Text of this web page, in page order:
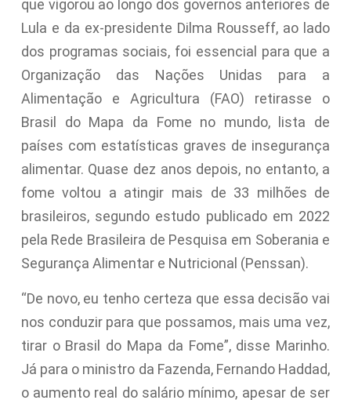
que vigorou ao longo dos governos anteriores de
Lula e da ex-presidente Dilma Rousseff, ao lado
dos programas sociais, foi essencial para que a
Organização das Nações Unidas para a
Alimentação e Agricultura (FAO) retirasse o
Brasil do Mapa da Fome no mundo, lista de
países com estatísticas graves de insegurança
alimentar. Quase dez anos depois, no entanto, a
fome voltou a atingir mais de 33 milhões de
brasileiros, segundo estudo publicado em 2022
pela Rede Brasileira de Pesquisa em Soberania e
Segurança Alimentar e Nutricional (Penssan).
“De novo, eu tenho certeza que essa decisão vai
nos conduzir para que possamos, mais uma vez,
tirar o Brasil do Mapa da Fome”, disse Marinho.
Já para o ministro da Fazenda, Fernando Haddad,
o aumento real do salário mínimo, apesar de ser